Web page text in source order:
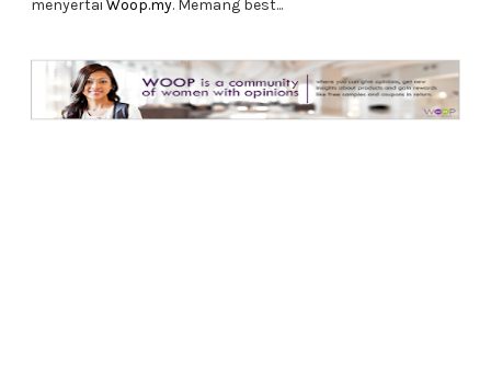
menyertai Woop.my. Memang best...